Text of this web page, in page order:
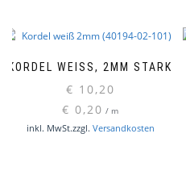
KORDEL WEISS, 2MM STARK
€ 10,20
€ 0,20 / m
inkl. MwSt.zzgl. Versandkosten